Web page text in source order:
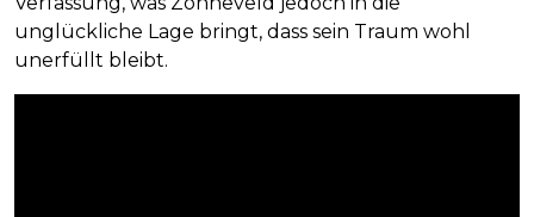
unglückliche Lage bringt, dass sein Traum wohl
unerfüllt bleibt.